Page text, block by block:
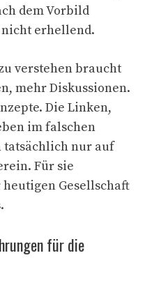
dem Vorbild
erhellend.
verstehen braucht
mehr Diskussionen.
Die Linken,
im falschen
tatsächlich nur auf
Für sie
Gesellschaft
für die